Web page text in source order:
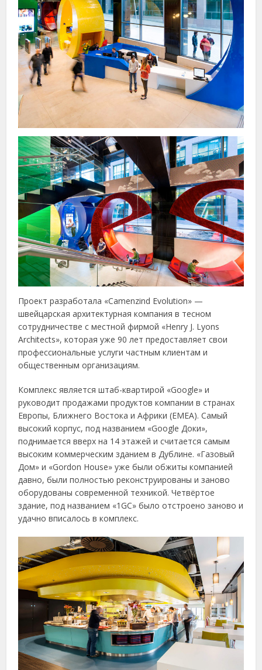
Проект разработала «Camenzind Evolution» —
швейцарская архитектурная компания в тесном
сотрудничестве с местной фирмой «Henry J. Lyons
Architects», которая уже 90 лет предоставляет свои
профессиональные услуги частным клиентам и
общественным организациям.
Комплекс является штаб-квартирой «Google» и
руководит продажами продуктов компании в странах
Европы, Ближнего Востока и Африки (EMEA). Самый
высокий корпус, под названием «Google Доки»,
поднимается вверх на 14 этажей и считается самым
высоким коммерческим зданием в Дублине. «Газовый
Дом» и «Gordon House» уже были обжиты компанией
давно, были полностью реконструированы и заново
оборудованы современной техникой. Четвёртое
здание, под названием «1GC» было отстроено заново и
удачно вписалось в комплекс.